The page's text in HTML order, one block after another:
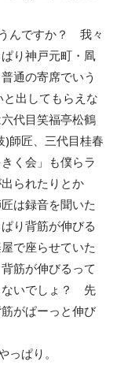
んですか？ 我々
り神戸元町・凮
通の寄席でいう
出してもらえな
代目笑福亭松鶴
)師匠、三代目桂春
く会」も僕らラ
られたりとか
は録音を聞いた
り背筋が伸びる
で座らせていた
筋が伸びるって
ないでしょ？ 先
がぱーっと伸び
ぱり。